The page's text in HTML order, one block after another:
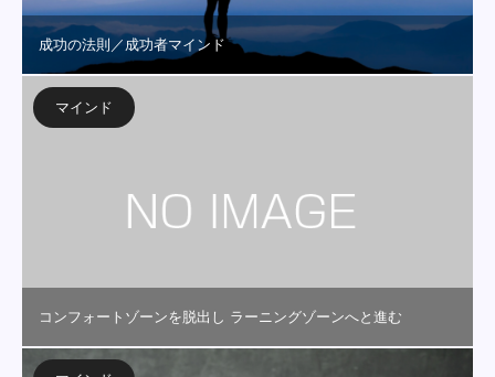
成功の法則／成功者マインド
マインド
コンフォートゾーンを脱出し ラーニングゾーンへと進む